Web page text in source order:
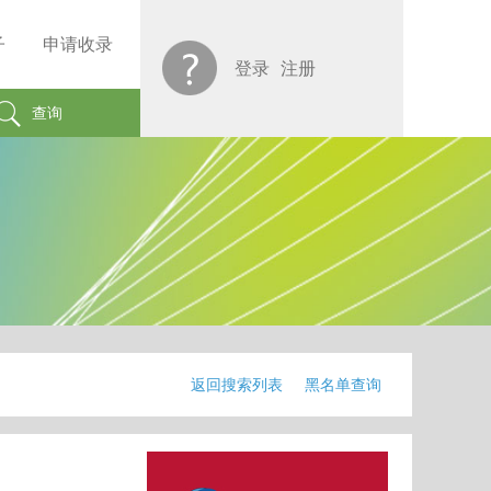
申请收录
查询
登录 注册
返回搜索列表 黑名单查询